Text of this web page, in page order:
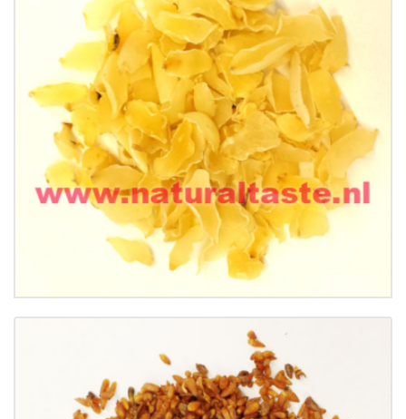
Details
BAI HE • Bulbus Lilii
€11.50